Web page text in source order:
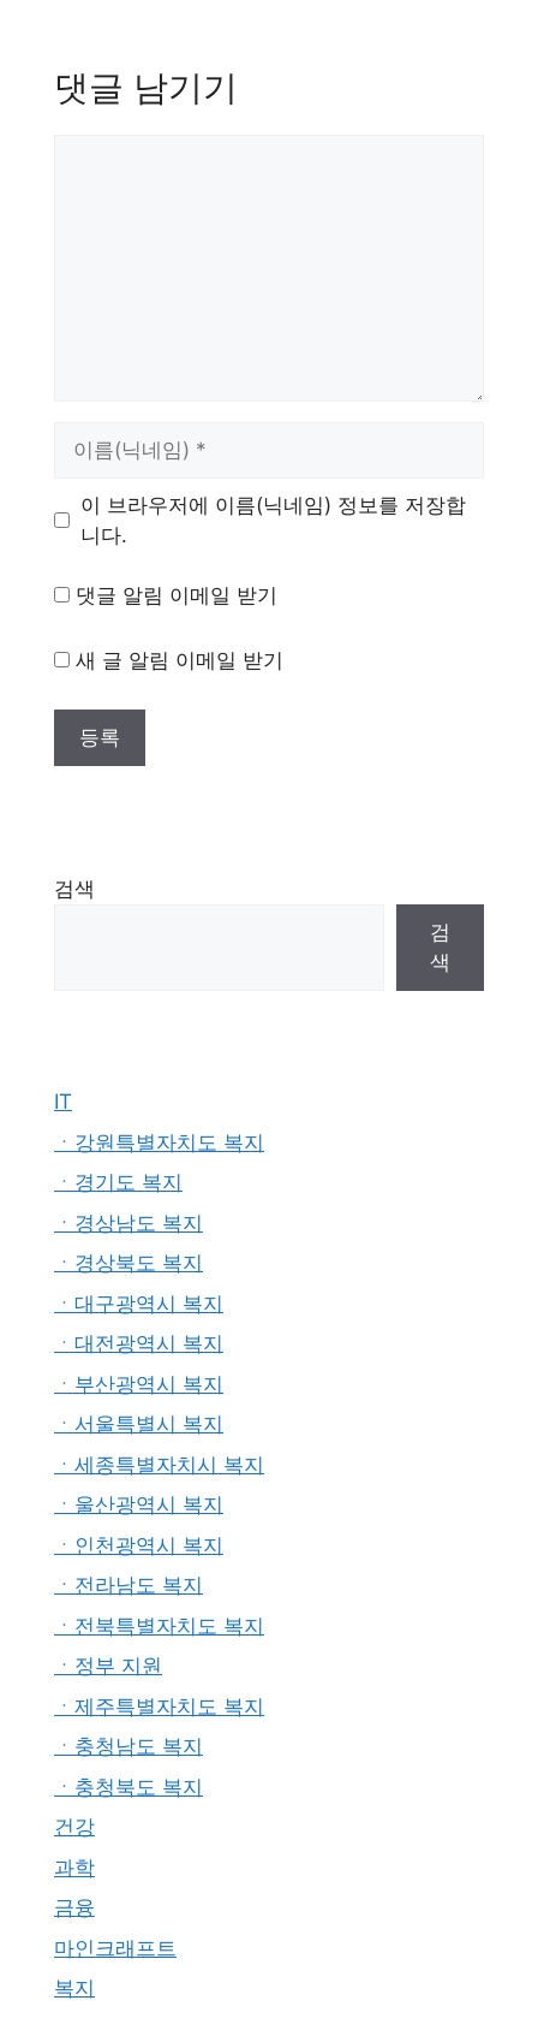
댓글 남기기
이 브라우저에 이름(닉네임) 정보를 저장합
니다.
댓글 알림 이메일 받기
새 글 알림 이메일 받기
검색
검
색
IT
ㆍ강원특별자치도 복지
ㆍ경기도 복지
ㆍ경상남도 복지
ㆍ경상북도 복지
ㆍ대구광역시 복지
ㆍ대전광역시 복지
ㆍ부산광역시 복지
ㆍ서울특별시 복지
ㆍ세종특별자치시 복지
ㆍ울산광역시 복지
ㆍ인천광역시 복지
ㆍ전라남도 복지
ㆍ전북특별자치도 복지
ㆍ정부 지원
ㆍ제주특별자치도 복지
ㆍ충청남도 복지
ㆍ충청북도 복지
건강
과학
금융
마인크래프트
복지